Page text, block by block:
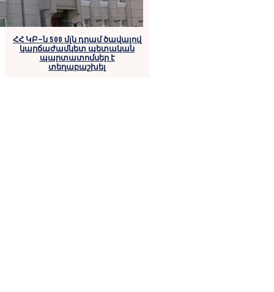
ՀՀ ԿԲ–ն 500 մլն դրամ ծավալով
կարճաժամկետ պետական
պարտատոմսեր է
տեղաբաշխել